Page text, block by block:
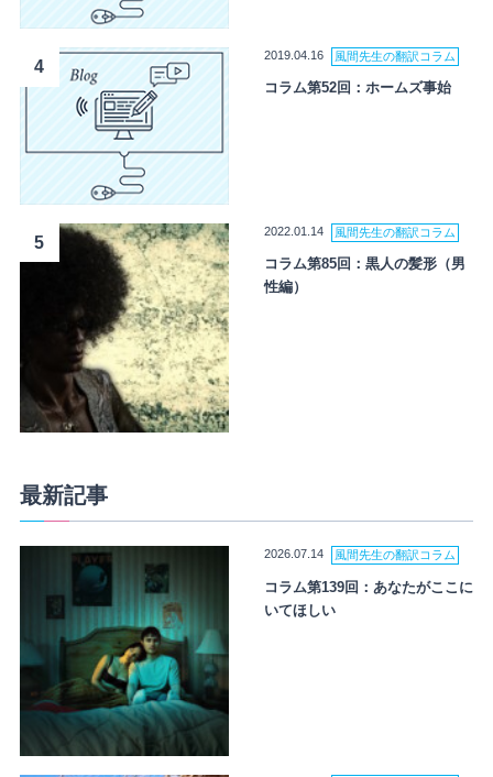
4
2019.04.16 風間先生の翻訳コラム
コラム第52回：ホームズ事始
5
2022.01.14 風間先生の翻訳コラム
コラム第85回：黒人の髪形（男
性編）
最新記事
2026.07.14 風間先生の翻訳コラム
コラム第139回：あなたがここに
いてほしい